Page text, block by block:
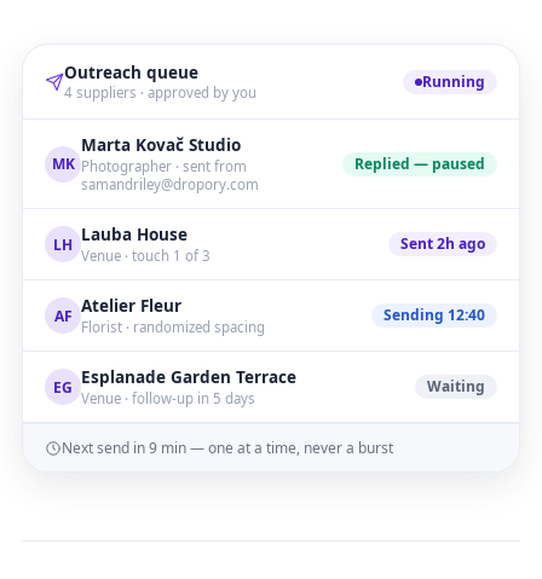
Outreach queue
4 suppliers · approved by you
Running
MK
Marta Kovač Studio
Photographer · sent from
samandriley@dropory.com
Replied — paused
LH Lauba House
Venue · touch 1 of 3
Sent 2h ago
AF Atelier Fleur
Florist · randomized spacing
Sending 12:40
EG Esplanade Garden Terrace
Venue · follow-up in 5 days
Waiting
Next send in 9 min — one at a time, never a burst